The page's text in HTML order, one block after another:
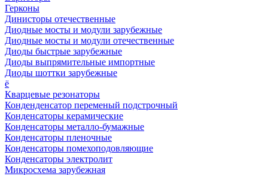
Герконы
Динисторы отечественные
Диодные мосты и модули зарубежные
Диодные мосты и модули отечественные
Диоды быстрые зарубежные
Диоды выпрямительные импортные
Диоды шоттки зарубежные
ё
Кварцевые резонаторы
Конденденсатор переменый подстрочный
Конденсаторы керамические
Конденсаторы металло-бумажные
Конденсаторы пленочные
Конденсаторы помехоподовляющие
Конденсаторы электролит
Микросхема зарубежная